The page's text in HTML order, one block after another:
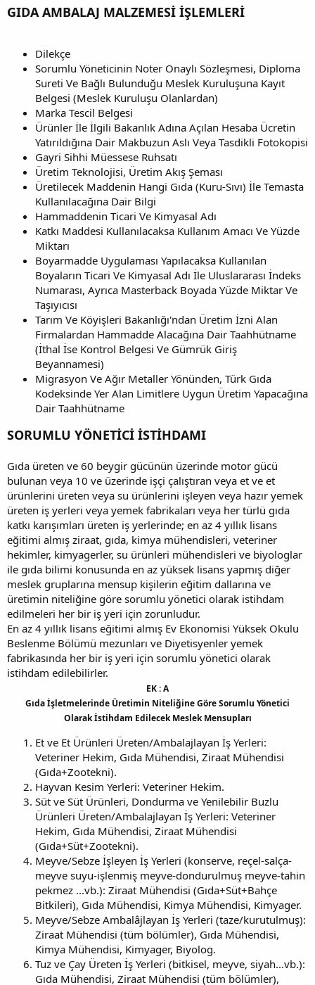
GIDA AMBALAJ MALZEMESİ İŞLEMLERİ
Dilekçe
Sorumlu Yöneticinin Noter Onaylı Sözleşmesi, Diploma
Sureti Ve Bağlı Bulunduğu Meslek Kuruluşuna Kayıt
Belgesi (Meslek Kuruluşu Olanlardan)
Marka Tescil Belgesi
Ürünler İle İlgili Bakanlık Adına Açılan Hesaba Ücretin
Yatırıldığına Dair Makbuzun Aslı Veya Tasdikli Fotokopisi
Gayri Sihhi Müessese Ruhsatı
Üretim Teknolojisi, Üretim Akış Şeması
Üretilecek Maddenin Hangi Gıda (Kuru-Sıvı) İle Temasta
Kullanılacağına Dair Bilgi
Hammaddenin Ticari Ve Kimyasal Adı
Katkı Maddesi Kullanılacaksa Kullanım Amacı Ve Yüzde
Miktarı
Boyarmadde Uygulaması Yapılacaksa Kullanılan
Boyaların Ticari Ve Kimyasal Adı İle Uluslararası İndeks
Numarası, Ayrıca Masterback Boyada Yüzde Miktar Ve
Taşıyıcısı
Tarım Ve Köyişleri Bakanlığı'ndan Üretim İzni Alan
Firmalardan Hammadde Alacağına Dair Taahhütname
(İthal İse Kontrol Belgesi Ve Gümrük Giriş
Beyannamesi)
Migrasyon Ve Ağır Metaller Yönünden, Türk Gıda
Kodeksinde Yer Alan Limitlere Uygun Üretim Yapacağına
Dair Taahhütname
SORUMLU YÖNETİCİ İSTİHDAMI
Gıda üreten ve 60 beygir gücünün üzerinde motor gücü
bulunan veya 10 ve üzerinde işçi çalıştıran veya et ve et
ürünlerini üreten veya su ürünlerini işleyen veya hazır yemek
üreten iş yerleri veya yemek fabrikaları veya her türlü gıda
katkı karışımları üreten iş yerlerinde; en az 4 yıllık lisans
eğitimi almış ziraat, gıda, kimya mühendisleri, veteriner
hekimler, kimyagerler, su ürünleri mühendisleri ve biyologlar
ile gıda bilimi konusunda en az yüksek lisans yapmış diğer
meslek gruplarına mensup kişilerin eğitim dallarına ve
üretimin niteliğine göre sorumlu yönetici olarak istihdam
edilmeleri her bir iş yeri için zorunludur.
En az 4 yıllık lisans eğitimi almış Ev Ekonomisi Yüksek Okulu
Beslenme Bölümü mezunları ve Diyetisyenler yemek
fabrikasında her bir iş yeri için sorumlu yönetici olarak
istihdam edilebilirler.
EK : A
Gıda İşletmelerinde Üretimin Niteliğine Göre Sorumlu Yönetici
Olarak İstihdam Edilecek Meslek Mensupları
Et ve Et Ürünleri Üreten/Ambalajlayan İş Yerleri:
Veteriner Hekim, Gıda Mühendisi, Ziraat Mühendisi
(Gıda+Zootekni).
Hayvan Kesim Yerleri: Veteriner Hekim.
Süt ve Süt Ürünleri, Dondurma ve Yenilebilir Buzlu
Ürünleri Üreten/Ambalajlayan İş Yerleri: Veteriner
Hekim, Gıda Mühendisi, Ziraat Mühendisi
(Gıda+Süt+Zootekni).
Meyve/Sebze İşleyen İş Yerleri (konserve, reçel-salça-
meyve suyu-işlenmiş meyve-dondurulmuş meyve-tahin
pekmez ...vb.): Ziraat Mühendisi (Gıda+Süt+Bahçe
Bitkileri), Gıda Mühendisi, Kimya Mühendisi, Kimyager.
Meyve/Sebze Ambalâjlayan İş Yerleri (taze/kurutulmuş):
Ziraat Mühendisi (tüm bölümler), Gıda Mühendisi,
Kimya Mühendisi, Kimyager, Biyolog.
Tuz ve Çay Üreten İş Yerleri (bitkisel, meyve, siyah...vb.):
Gıda Mühendisi, Ziraat Mühendisi (tüm bölümler),